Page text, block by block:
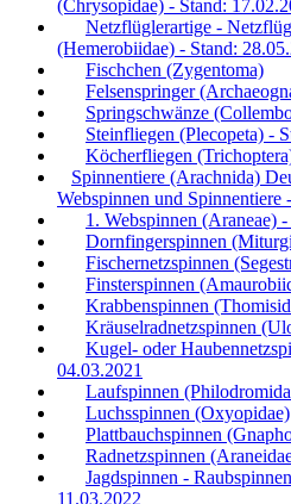
(Chrysopidae) - Stand:
Netzflüglerartige -
(Hemerobiidae) - Stand:
Fischchen (Zygentoma)
Felsenspringer
Springschwänze
Steinfliegen (Plecopeta) -
Köcherfliegen
Spinnentiere (Arachnida)
Webspinnen und Spinnentiere
1. Webspinnen (Araneae)
Dornfingerspinnen
Fischernetzspinnen
Finsterspinnen
Krabbenspinnen
Kräuselradnetzspinnen
Kugel- oder
04.03.2021
Laufspinnen
Luchsspinnen (Oxyopidae)
Plattbauchspinnen
Radnetzspinnen
Jagdspinnen -
11.03.2022